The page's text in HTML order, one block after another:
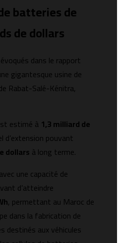
batteries de
de dollars
dans le rapport
gigantesque usine de
Rabat-Salé-Kénitra,
estimé à 1,3 milliard de
d’extension pouvant
dollarsà long terme.
une capacité de
d’atteindre
, permettant au Maroc de
dans la fabrication de
destinés aux véhicules